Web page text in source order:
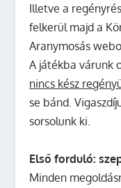
Illetve a
felkerül majd a
Aranymosás
A játékba várunk
nincs kész
se bánd.
sorsolunk ki.
Első forduló:
Minden